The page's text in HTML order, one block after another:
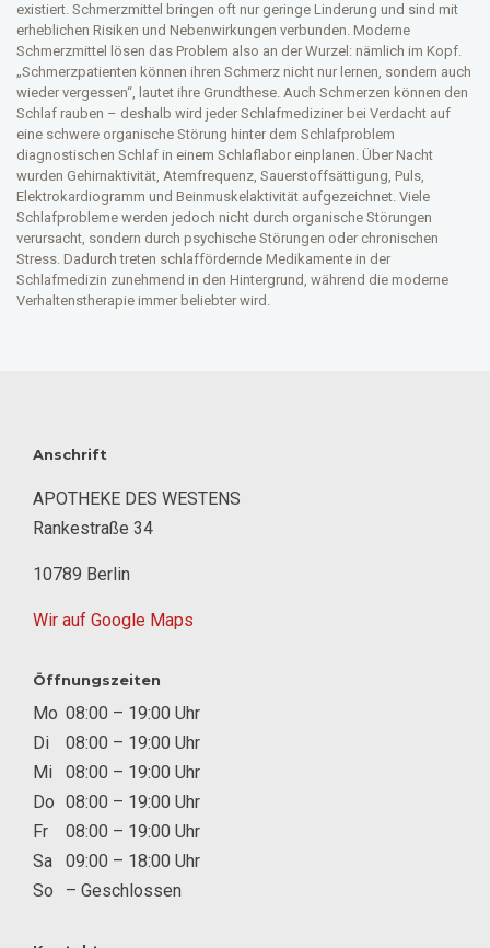
existiert. Schmerzmittel bringen oft nur geringe Linderung und sind mit
erheblichen Risiken und Nebenwirkungen verbunden. Moderne
Schmerzmittel lösen das Problem also an der Wurzel: nämlich im Kopf.
„Schmerzpatienten können ihren Schmerz nicht nur lernen, sondern auch
wieder vergessen“, lautet ihre Grundthese. Auch Schmerzen können den
Schlaf rauben – deshalb wird jeder Schlafmediziner bei Verdacht auf
eine schwere organische Störung hinter dem Schlafproblem
diagnostischen Schlaf in einem Schlaflabor einplanen. Über Nacht
wurden Gehirnaktivität, Atemfrequenz, Sauerstoffsättigung, Puls,
Elektrokardiogramm und Beinmuskelaktivität aufgezeichnet. Viele
Schlafprobleme werden jedoch nicht durch organische Störungen
verursacht, sondern durch psychische Störungen oder chronischen
Stress. Dadurch treten schlaffördernde Medikamente in der
Schlafmedizin zunehmend in den Hintergrund, während die moderne
Verhaltenstherapie immer beliebter wird.
Anschrift
APOTHEKE DES WESTENS
Rankestraße 34
10789 Berlin
Wir auf Google Maps
Öffnungszeiten
Mo 08:00 – 19:00 Uhr
Di
08:00 – 19:00 Uhr
Mi
08:00 – 19:00 Uhr
Do 08:00 – 19:00 Uhr
Fr
08:00 – 19:00 Uhr
Sa
09:00 – 18:00 Uhr
So
– Geschlossen